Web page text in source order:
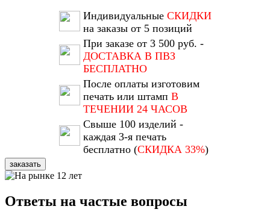
Индивидуальные СКИДКИ
на заказы от 5 позиций
При заказе от 3 500 руб. -
ДОСТАВКА В ПВЗ
БЕСПЛАТНО
После оплаты изготовим
печать или штамп В
ТЕЧЕНИИ 24 ЧАСОВ
Свыше 100 изделий -
каждая 3-я печать
бесплатно (СКИДКА 33%)
заказать
Ответы на частые вопросы